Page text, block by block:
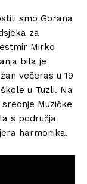
smo Gorana
za
Mirko
bila je
večeras u 19
u Tuzli. Na
Muzičke
s područja
harmonika.